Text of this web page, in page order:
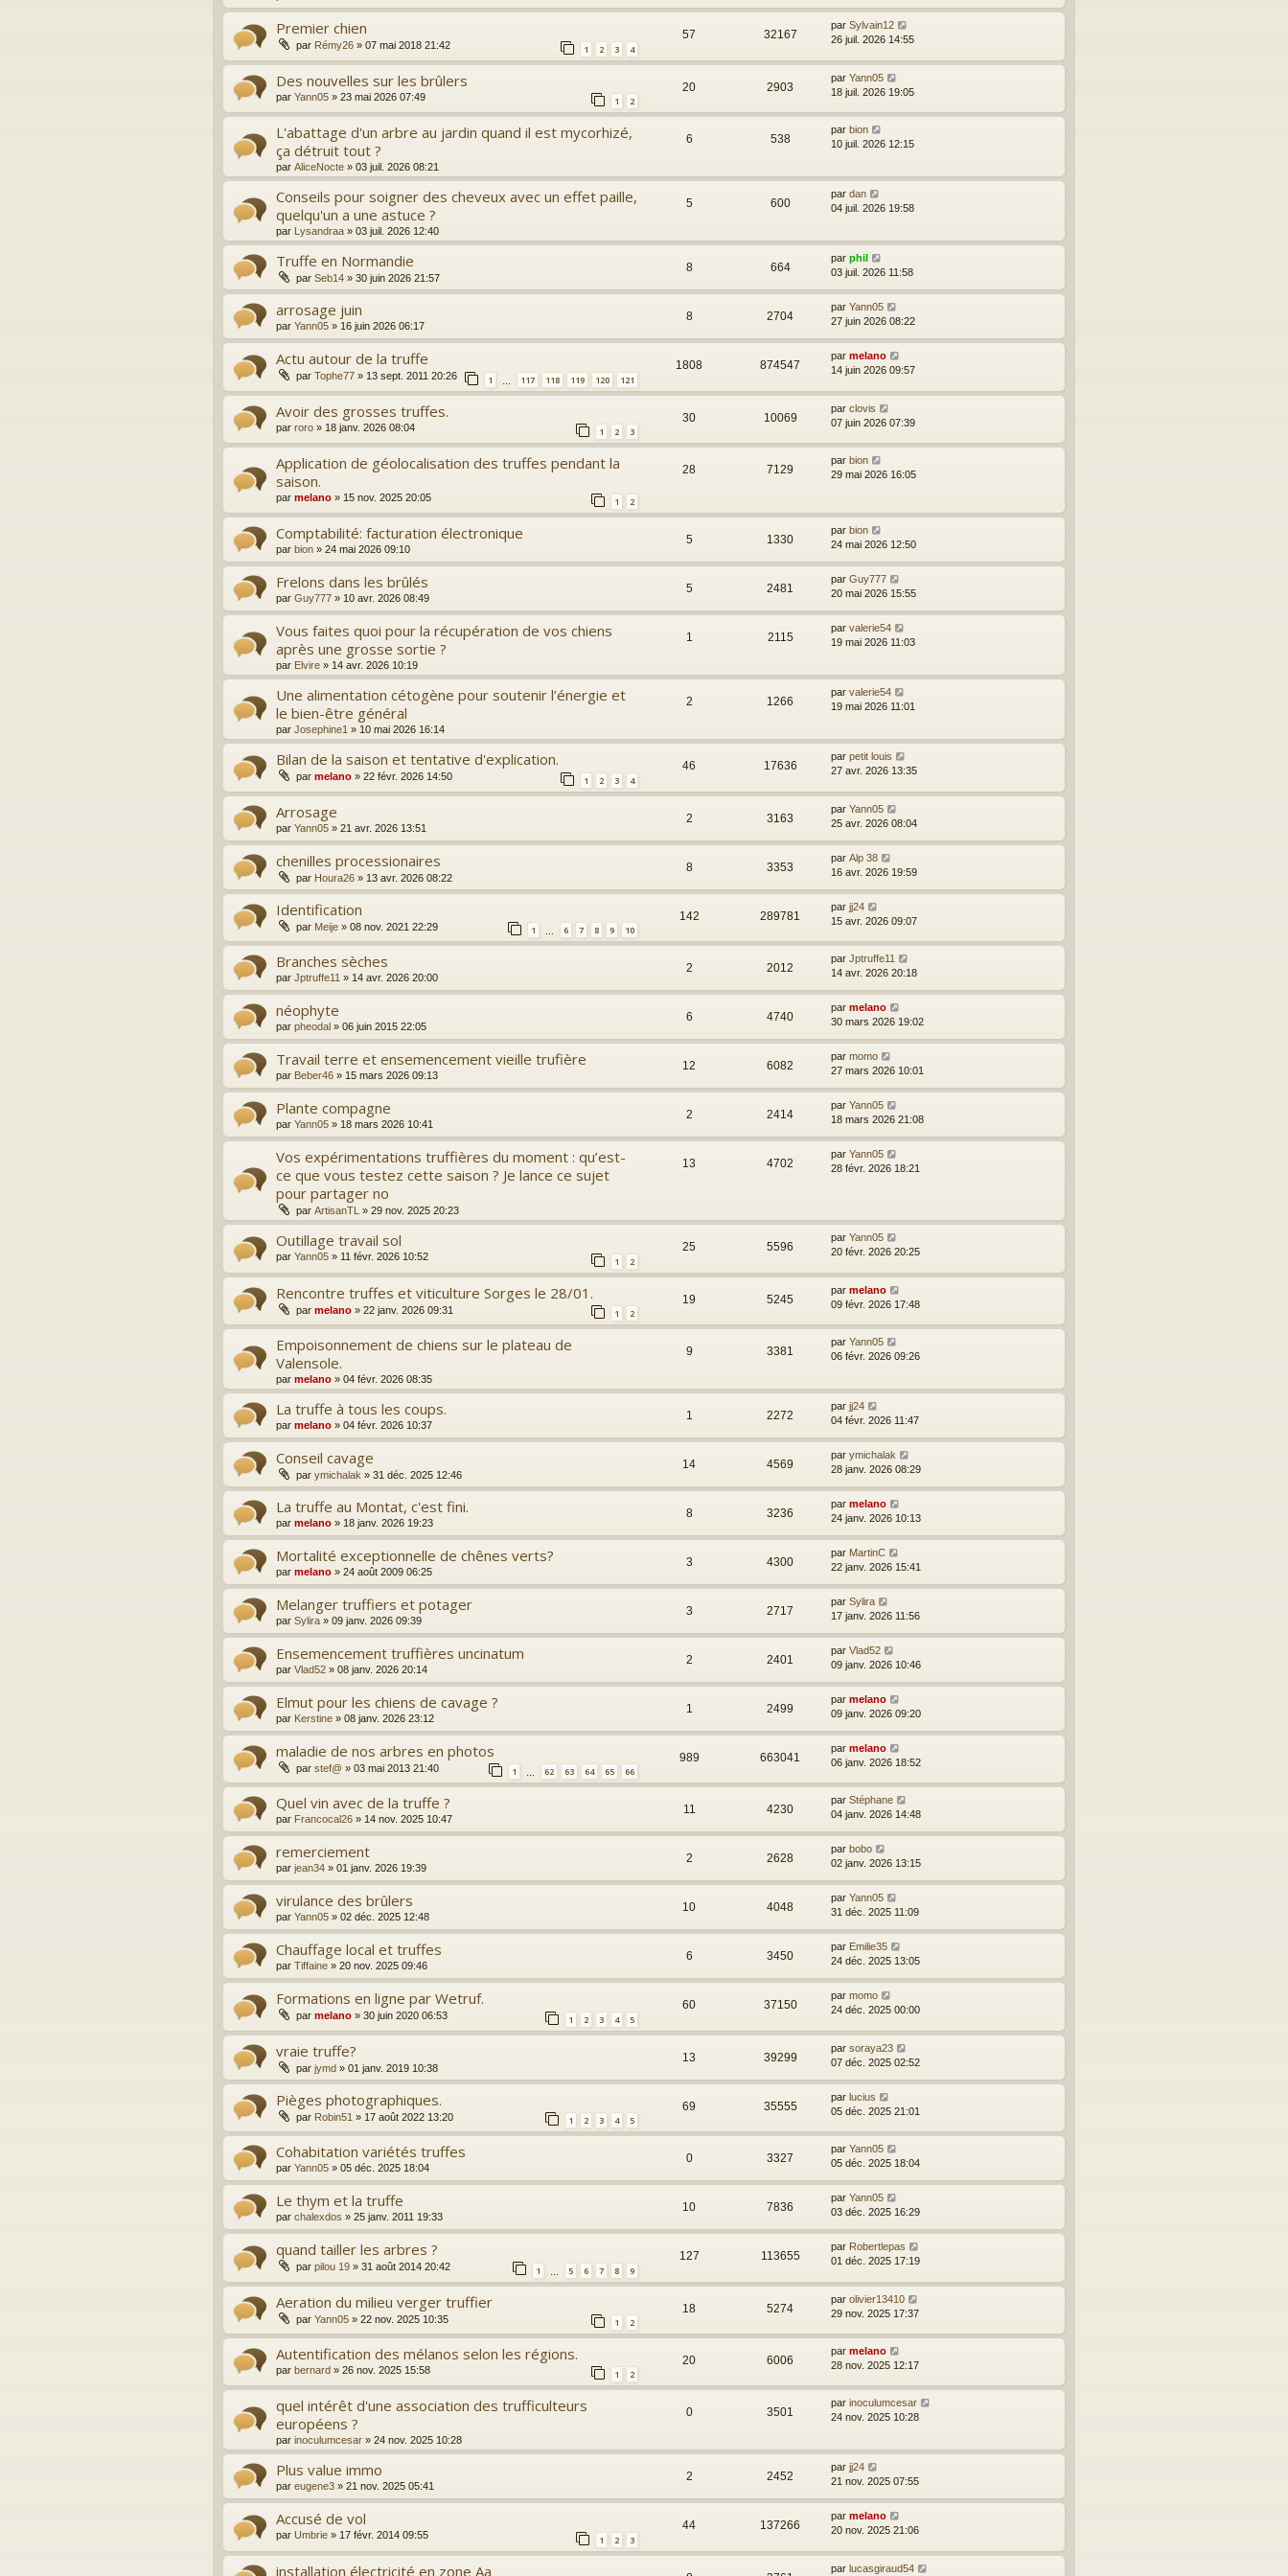
Premier chien
par Rémy26 » 07 mai 2018 21:42 1 2 3 4
57 32167
par Sylvain12
26 juil. 2026 14:55
Des nouvelles sur les brûlers
par Yann05 » 23 mai 2026 07:49 1 2
20 2903
par Yann05
18 juil. 2026 19:05
L'abattage d'un arbre au jardin quand il est mycorhizé,
ça détruit tout ?
par AliceNocte » 03 juil. 2026 08:21
6 538
par bion
10 juil. 2026 12:15
Conseils pour soigner des cheveux avec un effet paille,
quelqu'un a une astuce ?
par Lysandraa » 03 juil. 2026 12:40
5 600
par dan
04 juil. 2026 19:58
Truffe en Normandie
par Seb14 » 30 juin 2026 21:57
8 664
par phil
03 juil. 2026 11:58
arrosage juin
par Yann05 » 16 juin 2026 06:17
8 2704
par Yann05
27 juin 2026 08:22
Actu autour de la truffe
par Tophe77 » 13 sept. 2011 20:26 1 117 118 119 120 121
1808 874547
par melano
14 juin 2026 09:57
Avoir des grosses truffes.
par roro » 18 janv. 2026 08:04 1 2 3
30 10069
par clovis
07 juin 2026 07:39
Application de géolocalisation des truffes pendant la
saison.
par melano » 15 nov. 2025 20:05 1 2
28 7129
par bion
29 mai 2026 16:05
Comptabilité: facturation électronique
par bion » 24 mai 2026 09:10
5 1330
par bion
24 mai 2026 12:50
Frelons dans les brûlés
par Guy777 » 10 avr. 2026 08:49
5 2481
par Guy777
20 mai 2026 15:55
Vous faites quoi pour la récupération de vos chiens
après une grosse sortie ?
par Elvire » 14 avr. 2026 10:19
1 2115
par valerie54
19 mai 2026 11:03
Une alimentation cétogène pour soutenir l’énergie et
le bien-être général
par Josephine1 » 10 mai 2026 16:14
2 1266
par valerie54
19 mai 2026 11:01
Bilan de la saison et tentative d'explication.
par melano » 22 févr. 2026 14:50 1 2 3 4
46 17636
par petit louis
27 avr. 2026 13:35
Arrosage
par Yann05 » 21 avr. 2026 13:51
2 3163
par Yann05
25 avr. 2026 08:04
chenilles processionaires
par Houra26 » 13 avr. 2026 08:22
8 3353
par Alp 38
16 avr. 2026 19:59
Identification
par Meije » 08 nov. 2021 22:29 1 … 6 7 8 9 10
142 289781
par jj24
15 avr. 2026 09:07
Branches sèches
par Jptruffe11 » 14 avr. 2026 20:00
2 2012
par Jptruffe11
14 avr. 2026 20:18
néophyte
par pheodal » 06 juin 2015 22:05
6 4740
par melano
30 mars 2026 19:02
Travail terre et ensemencement vieille trufière
par Beber46 » 15 mars 2026 09:13
12 6082
par momo
27 mars 2026 10:01
Plante compagne
par Yann05 » 18 mars 2026 10:41
2 2414
par Yann05
18 mars 2026 21:08
Vos expérimentations truffières du moment : qu’est-
ce que vous testez cette saison ? Je lance ce sujet
pour partager no
par ArtisanTL » 29 nov. 2025 20:23
13 4702
par Yann05
28 févr. 2026 18:21
Outillage travail sol
par Yann05 » 11 févr. 2026 10:52 1 2
25 5596
par Yann05
20 févr. 2026 20:25
Rencontre truffes et viticulture Sorges le 28/01.
par melano » 22 janv. 2026 09:31 1 2
19 5245
par melano
09 févr. 2026 17:48
Empoisonnement de chiens sur le plateau de
Valensole.
par melano » 04 févr. 2026 08:35
9 3381
par Yann05
06 févr. 2026 09:26
La truffe à tous les coups.
par melano » 04 févr. 2026 10:37
1 2272
par jj24
04 févr. 2026 11:47
Conseil cavage
par ymichalak » 31 déc. 2025 12:46
14 4569
par ymichalak
28 janv. 2026 08:29
La truffe au Montat, c'est fini.
par melano » 18 janv. 2026 19:23
8 3236
par melano
24 janv. 2026 10:13
Mortalité exceptionnelle de chênes verts?
par melano » 24 août 2009 06:25
3 4300
par MartinC
22 janv. 2026 15:41
Melanger truffiers et potager
par Sylira » 09 janv. 2026 09:39
3 2717
par Sylira
17 janv. 2026 11:56
Ensemencement truffières uncinatum
par Vlad52 » 08 janv. 2026 20:14
2 2401
par Vlad52
09 janv. 2026 10:46
Elmut pour les chiens de cavage ?
par Kerstine » 08 janv. 2026 23:12
1 2499
par melano
09 janv. 2026 09:20
maladie de nos arbres en photos
par stef@ » 03 mai 2013 21:40 1 … 62 63 64 65 66
989 663041
par melano
06 janv. 2026 18:52
Quel vin avec de la truffe ?
par Francocal26 » 14 nov. 2025 10:47
11 4230
par Stéphane
04 janv. 2026 14:48
remerciement
par jean34 » 01 janv. 2026 19:39
2 2628
par bobo
02 janv. 2026 13:15
virulance des brûlers
par Yann05 » 02 déc. 2025 12:48
10 4048
par Yann05
31 déc. 2025 11:09
Chauffage local et truffes
par Tiffaine » 20 nov. 2025 09:46
6 3450
par Emilie35
24 déc. 2025 13:05
Formations en ligne par Wetruf.
par melano » 30 juin 2020 06:53 1 2 3 4 5
60 37150
par momo
24 déc. 2025 00:00
vraie truffe?
par jymd » 01 janv. 2019 10:38
13 39299
par soraya23
07 déc. 2025 02:52
Pièges photographiques.
par Robin51 » 17 août 2022 13:20 1 2 3 4 5
69 35555
par lucius
05 déc. 2025 21:01
Cohabitation variétés truffes
par Yann05 » 05 déc. 2025 18:04
0 3327
par Yann05
05 déc. 2025 18:04
Le thym et la truffe
par chalexdos » 25 janv. 2011 19:33
10 7836
par Yann05
03 déc. 2025 16:29
quand tailler les arbres ?
par pilou 19 » 31 août 2014 20:42 1 5 6 7 8 9
127 113655
par Robertlepas
01 déc. 2025 17:19
Aeration du milieu verger truffier
par Yann05 » 22 nov. 2025 10:35 1 2
18 5274
par olivier13410
29 nov. 2025 17:37
Autentification des mélanos selon les régions.
par bernard » 26 nov. 2025 15:58 1 2
20 6006
par melano
28 nov. 2025 12:17
quel intérêt d'une association des trufficulteurs
européens ?
par inoculumcesar » 24 nov. 2025 10:28
0 3501
par inoculumcesar
24 nov. 2025 10:28
Plus value immo
par eugene3 » 21 nov. 2025 05:41
2 2452
par jj24
21 nov. 2025 07:55
Accusé de vol
par Umbrie » 17 févr. 2014 09:55 1 2 3
44 137266
par melano
20 nov. 2025 21:06
installation électricité en zone Aa par lucasgiraud54